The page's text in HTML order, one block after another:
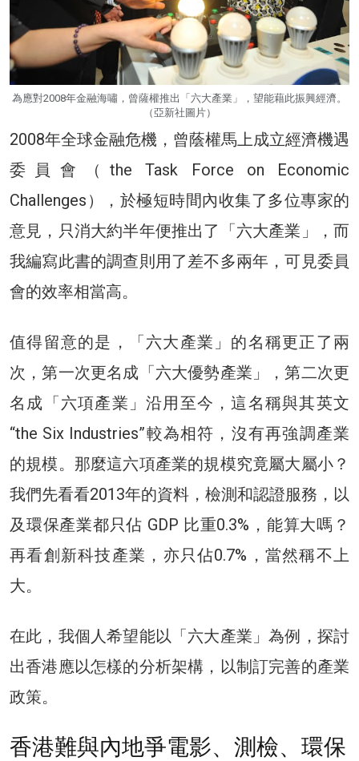
為應對2008年金融海嘯，曾薩權推出「六大產業」，望能藉此振興經濟。
（亞新社圖片）
2008年全球金融危機，曾蔭權馬上成立經濟機遇
委員會（the Task Force on Economic
Challenges），於極短時間內收集了多位專家的
意見，只消大約半年便推出了「六大產業」，而
我編寫此書的調查則用了差不多兩年，可見委員
會的效率相當高。
值得留意的是，「六大產業」的名稱更正了兩
次，第一次更名成「六大優勢產業」，第二次更
名成「六項產業」沿用至今，這名稱與其英文
“the Six Industries”較為相符，沒有再強調產業
的規模。那麼這六項產業的規模究竟屬大屬小？
我們先看看2013年的資料，檢測和認證服務，以
及環保產業都只佔 GDP 比重0.3%，能算大嗎？
再看創新科技產業，亦只佔0.7%，當然稱不上
大。
在此，我個人希望能以「六大產業」為例，探討
出香港應以怎樣的分析架構，以制訂完善的產業
政策。
香港難與內地爭電影、測檢、環保